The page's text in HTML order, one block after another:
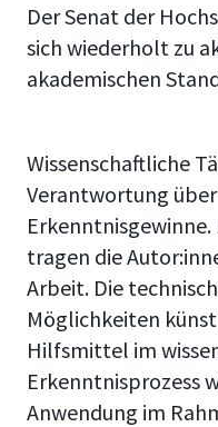
Der Senat der
sich wiederholt zu
akademischen
Wissenschaftliche
Verantwortung
tragen die
Arbeit. Die
Möglichkeiten
Hilfsmittel im
Erkenntnisprozess
Anwendung im